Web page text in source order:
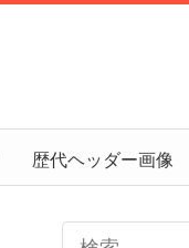
歴代ヘッダー画像